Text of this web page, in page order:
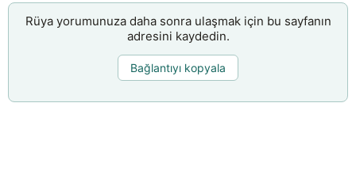
Rüya yorumunuza daha sonra ulaşmak için bu sayfanın
adresini kaydedin.
Bağlantıyı kopyala